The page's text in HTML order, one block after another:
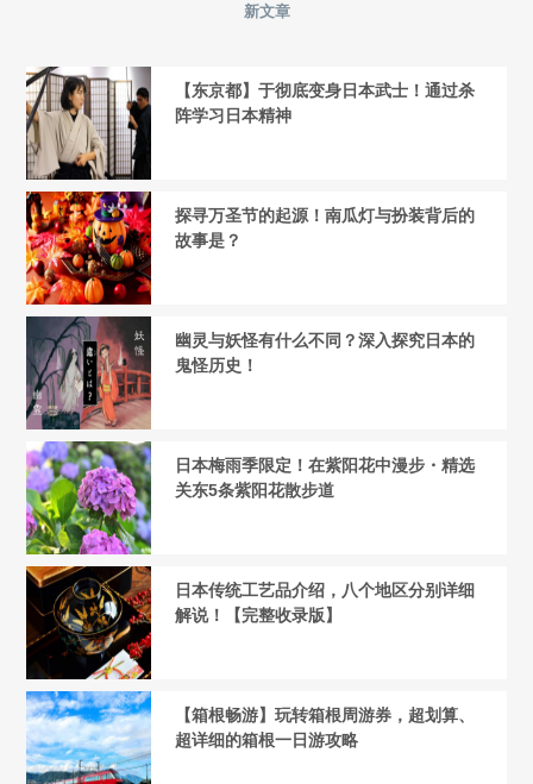
新文章
【东京都】于彻底变身日本武士！通过杀
阵学习日本精神
探寻万圣节的起源！南瓜灯与扮装背后的
故事是？
幽灵与妖怪有什么不同？深入探究日本的
鬼怪历史！
日本梅雨季限定！在紫阳花中漫步・精选
关东5条紫阳花散步道
日本传统工艺品介绍，八个地区分别详细
解说！【完整收录版】
【箱根畅游】玩转箱根周游券，超划算、
超详细的箱根一日游攻略